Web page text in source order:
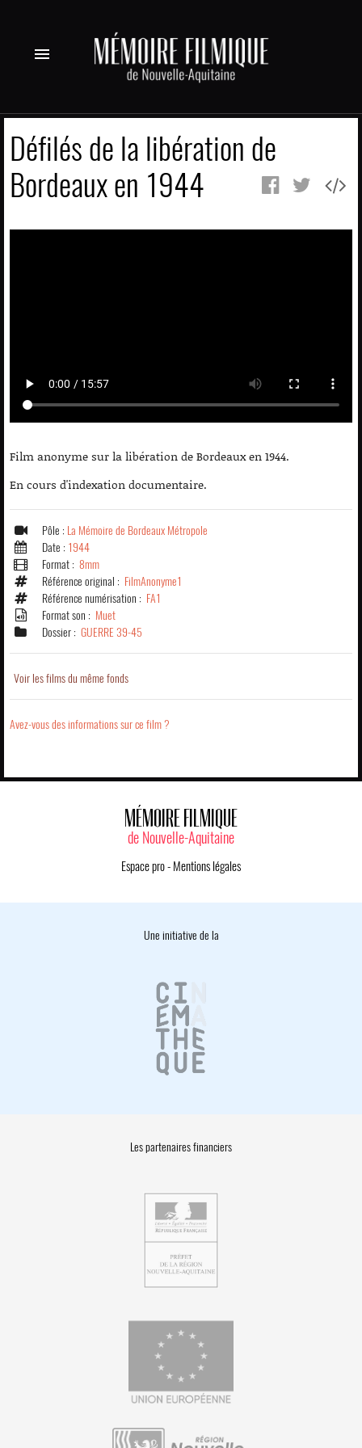
menu
Défilés de la libération de
Bordeaux en 1944
Film anonyme sur la libération de Bordeaux en 1944.
En cours d'indexation documentaire.
Pôle : La Mémoire de Bordeaux Métropole
Date : 1944
Format : 8mm
Référence original : FilmAnonyme1
Référence numérisation : FA1
Format son : Muet
Dossier : GUERRE 39-45
Voir les films du même fonds
Avez-vous des informations sur ce film ?
MÉMOIRE FILMIQUE
de Nouvelle-Aquitaine
Espace pro- Mentions légales
Une initiative de la
Les partenaires financiers